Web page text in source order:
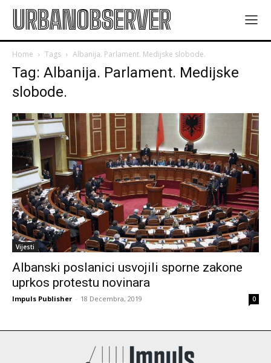
URBANOBSERVER
Home Tags Albanija. Parlament. Medijske slobode.
Tag: Albanija. Parlament. Medijske
slobode.
Vijesti
Albanski poslanici usvojili sporne zakone
uprkos protestu novinara
Impuls Publisher - 18 Decembra, 2019 0